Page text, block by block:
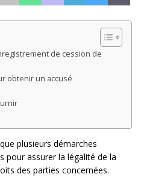
de cession de
obtenir un accusé
plusieurs démarches
pour assurer la légalité de la
des parties concernées.